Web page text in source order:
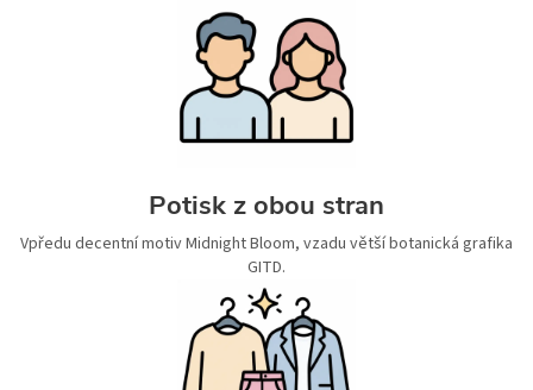
Potisk z obou stran
Vpředu decentní motiv Midnight Bloom, vzadu větší botanická grafika
GITD.